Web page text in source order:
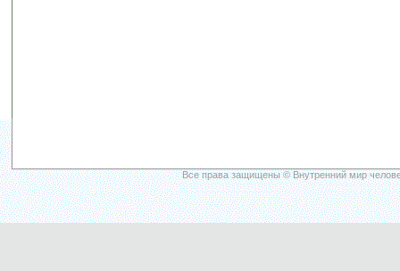
Все права защищены © Внутренний мир